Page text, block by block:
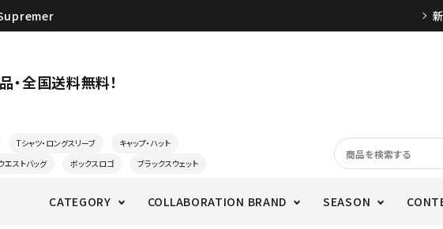
・全国送料無料！
Tシャツ・ロングスリーブ
キャップ・ハット
エストバッグ ボックスロゴ ブラックスウェット
CATEGORY COLLABORATION BRAND SEASON